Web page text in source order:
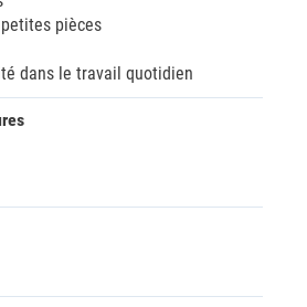
pièces
dans le travail quotidien